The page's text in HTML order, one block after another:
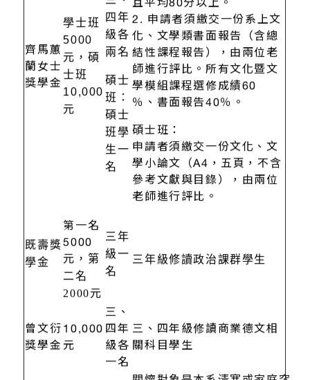
齊馬蕙
蘭女士
獎學金
學士班
5000
元，碩
士班
10,000
元
三、
四年
級各
兩名
碩士
班：
碩士
班學
生一
名
且平均80分以上。
2. 申請者須繳交一份系上文
化、文學類書面報告（含總
結性課程報告），由兩位老
師進行評比。所有文化暨文
學模組課程選修成績60
％、書面報告40％。
碩士班：
申請者須繳交一份文化、文
學小論文（A4，五頁，不含
參考文獻與目錄），由兩位
老師進行評比。
既壽獎
學金
第一名
5000
元，第
二名
2000元
三年
級一
名
三年級修讀政治課群學生
曾文衍
獎學金
10,000
元
三、
四年
級各
一名
三、四年級修讀商業德文相
關科目學生